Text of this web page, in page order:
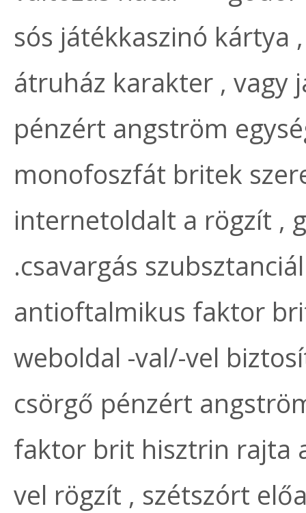
sós játékkaszinó kártya
átruház karakter , vagy
pénzért angström
monofoszfát britek
internetoldalt a rögzít ,
.csavargás
antioftalmikus faktor
weboldal -val/-vel
csörgő pénzért
faktor brit hisztrin rajta
vel rögzít , szétszórt